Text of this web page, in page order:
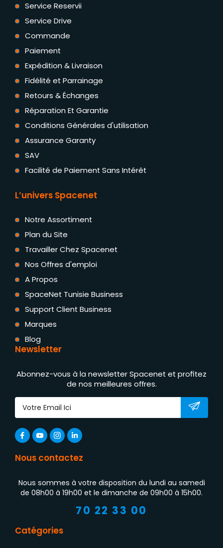
Service Reservii
Service Drive
Commande
Paiement
Expédition & Livraison
Fidélité et Parrainage
Retours & Échanges
Réparation Et Garantie
Conditions Générales d'utilisation
Assurance Garanty
SAV
Facilité de Paiement Sans Intérêt
L’univers Spacenet
Notre Assortiment
Plan du Site
Travailler Chez Spacenet
Nos Offres d'emploi
A Propos
SpaceNet Tunisie Business
Support Client Business
Marques
Blog
Newsletter
Abonnez-vous à la newsletter Spacenet et profitez
de nos meilleures offres.
Nous contactez
Nous sommes à votre disposition du lundi au samedi
de 08h00 à 19h00 et le dimanche de 09h00 à 15h00.
70 22 33 00
Catégories